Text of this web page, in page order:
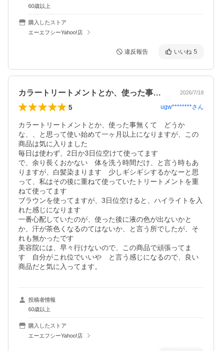
60歳以上
購入したストア
エーエフシーYahoo!店
違反報告 いいね 5
カラートリートメントとか、使った事無く… 2026/7/18
5 ugw********さん
カラートリートメントとか、使った事無くて　どうか
な、、と思って使い始めて一ヶ月以上になりますが、この
商品は気に入りました
毎日は使わず、2日か3日位空けて使ってます
で、余り長くおかない　体を洗う時間だけ、と言う時もあ
りますが、白髪染まります　少しギシギシするかなーと思
って、私はその後に重ねて使っていたトリートメントを重
ねて使ってます
ブラウンを使ってますが、3日位空けると、ハイライトを入
れた感じになります
一番心配していたのが、使った後に液の色が出ないかと
か、汗が茶色くなるのてはないか、と言う所でしたが、そ
れも無かったです
美容院には、早々行けないので、この商品で頑張ってま
す　自分がこれ位でいいや　と言う感じになるので、良い
投稿者情報
60歳以上
購入したストア
エーエフシーYahoo!店